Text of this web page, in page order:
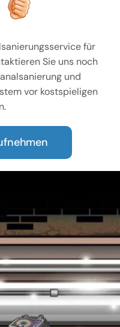
für
Sie uns noch
und
vor kostspieligen